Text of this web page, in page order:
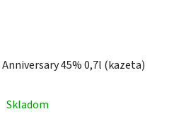
45% 0,7l (kazeta)
Skladom